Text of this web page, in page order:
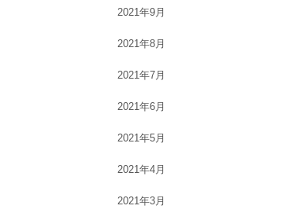
2021年9月
2021年8月
2021年7月
2021年6月
2021年5月
2021年4月
2021年3月